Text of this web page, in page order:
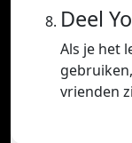
Deel
Als je het
vrienden